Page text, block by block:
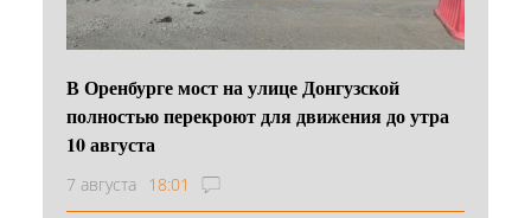
В Оренбурге мост на улице Донгузской
полностью перекроют для движения до утра
10 августа
7 августа 18:01